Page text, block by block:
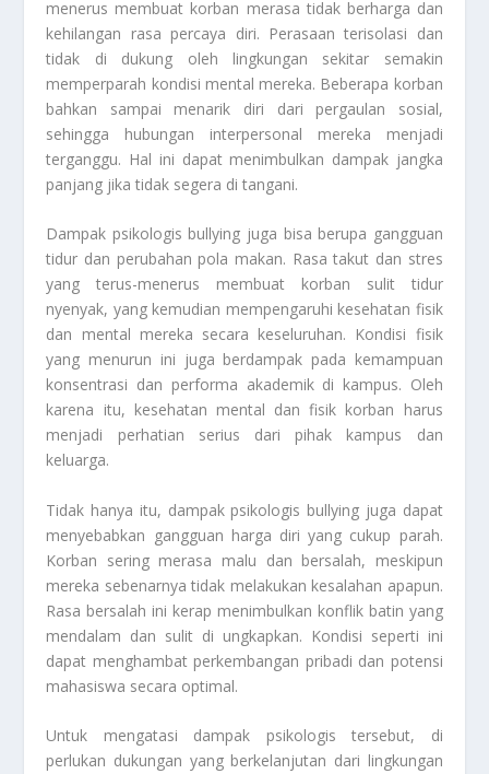
menerus membuat korban merasa tidak berharga dan
kehilangan rasa percaya diri. Perasaan terisolasi dan
tidak di dukung oleh lingkungan sekitar semakin
memperparah kondisi mental mereka. Beberapa korban
bahkan sampai menarik diri dari pergaulan sosial,
sehingga hubungan interpersonal mereka menjadi
terganggu. Hal ini dapat menimbulkan dampak jangka
panjang jika tidak segera di tangani.
Dampak psikologis bullying juga bisa berupa gangguan
tidur dan perubahan pola makan. Rasa takut dan stres
yang terus-menerus membuat korban sulit tidur
nyenyak, yang kemudian mempengaruhi kesehatan fisik
dan mental mereka secara keseluruhan. Kondisi fisik
yang menurun ini juga berdampak pada kemampuan
konsentrasi dan performa akademik di kampus. Oleh
karena itu, kesehatan mental dan fisik korban harus
menjadi perhatian serius dari pihak kampus dan
keluarga.
Tidak hanya itu, dampak psikologis bullying juga dapat
menyebabkan gangguan harga diri yang cukup parah.
Korban sering merasa malu dan bersalah, meskipun
mereka sebenarnya tidak melakukan kesalahan apapun.
Rasa bersalah ini kerap menimbulkan konflik batin yang
mendalam dan sulit di ungkapkan. Kondisi seperti ini
dapat menghambat perkembangan pribadi dan potensi
mahasiswa secara optimal.
Untuk mengatasi dampak psikologis tersebut, di
perlukan dukungan yang berkelanjutan dari lingkungan